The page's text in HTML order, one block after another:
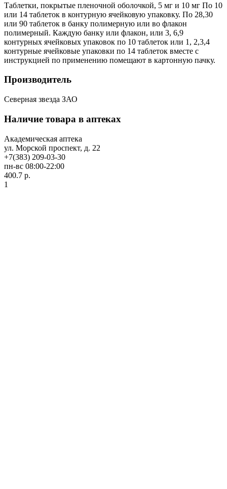
Таблетки, покрытые пленочной оболочкой, 5 мг и 10 мг По 10
или 14 таблеток в контурную ячейковую упаковку. По 28,30
или 90 таблеток в банку полимерную или во флакон
полимерный. Каждую банку или флакон, или 3, 6,9
контурных ячейковых упаковок по 10 таблеток или 1, 2,3,4
контурные ячейковые упаковки по 14 таблеток вместе с
инструкцией по применению помещают в картонную пачку.
Производитель
Северная звезда ЗАО
Наличие товара в аптеках
Академическая аптека
ул. Морской проспект, д. 22
+7(383) 209-03-30
пн-вс 08:00-22:00
400.7 р.
1